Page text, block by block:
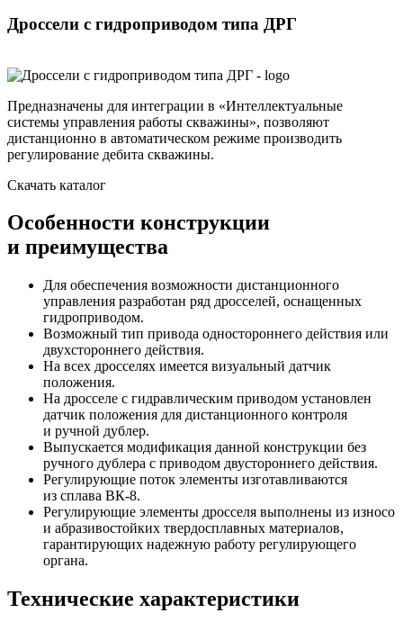
Дроссели с гидроприводом типа ДРГ
Предназначены для интеграции в «Интеллектуальные
системы управления работы скважины», позволяют
дистанционно в автоматическом режиме производить
регулирование дебита скважины.
Скачать каталог
Особенности конструкции
и преимущества
Для обеспечения возможности дистанционного
управления разработан ряд дросселей, оснащенных
гидроприводом.
Возможный тип привода одностороннего действия или
двухстороннего действия.
На всех дросселях имеется визуальный датчик
положения.
На дросселе с гидравлическим приводом установлен
датчик положения для дистанционного контроля
и ручной дублер.
Выпускается модификация данной конструкции без
ручного дублера с приводом двустороннего действия.
Регулирующие поток элементы изготавливаются
из сплава ВК-8.
Регулирующие элементы дросселя выполнены из износо
и абразивостойких твердосплавных материалов,
гарантирующих надежную работу регулирующего
органа.
Технические характеристики